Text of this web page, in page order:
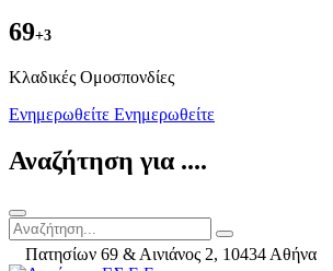
69+3
Kλαδικές Ομοσπονδίες
Ενημερωθείτε Ενημερωθείτε
Αναζήτηση για ....
Πατησίων 69 & Αινιάνος 2, 10434 Αθήνα